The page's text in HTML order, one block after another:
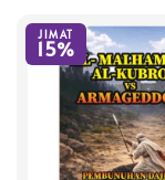
JIMAT
15%